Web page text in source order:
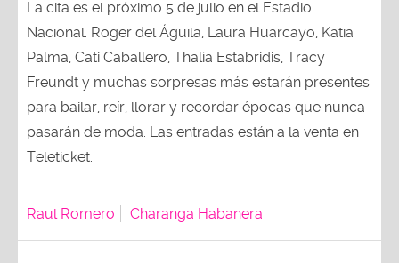
La cita es el próximo 5 de julio en el Estadio
Nacional. Roger del Águila, Laura Huarcayo, Katia
Palma, Cati Caballero, Thalía Estabridis, Tracy
Freundt y muchas sorpresas más estarán presentes
para bailar, reír, llorar y recordar épocas que nunca
pasarán de moda. Las entradas están a la venta en
Teleticket.
Raul Romero Charanga Habanera